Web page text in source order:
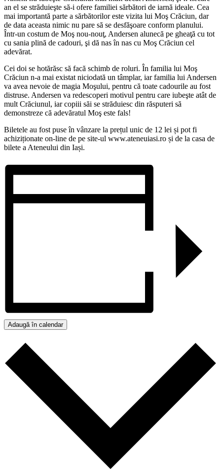
an el se străduieşte să-i ofere familiei sărbători de iarnă ideale. Cea
mai importantă parte a sărbătorilor este vizita lui Moş Crăciun, dar
de data aceasta nimic nu pare să se desfăşoare conform planului.
Într-un costum de Moş nou-nouţ, Andersen alunecă pe gheaţă cu tot
cu sania plină de cadouri, şi dă nas în nas cu Moş Crăciun cel
adevărat.
Cei doi se hotărăsc să facă schimb de roluri. În familia lui Moş
Crăciun n-a mai existat niciodată un tâmplar, iar familia lui Andersen
va avea nevoie de magia Moşului, pentru că toate cadourile au fost
distruse. Andersen va redescoperi motivul pentru care iubeşte atât de
mult Crăciunul, iar copiii săi se străduiesc din răsputeri să
demonstreze că adevăratul Moş este fals!
Biletele au fost puse în vânzare la prețul unic de 12 lei și pot fi
achiziționate on-line de pe site-ul www.ateneuiasi.ro și de la casa de
bilete a Ateneului din Iași.
Adaugă în calendar